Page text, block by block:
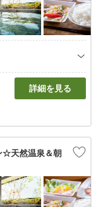
詳細を見る
☆天然温泉＆朝